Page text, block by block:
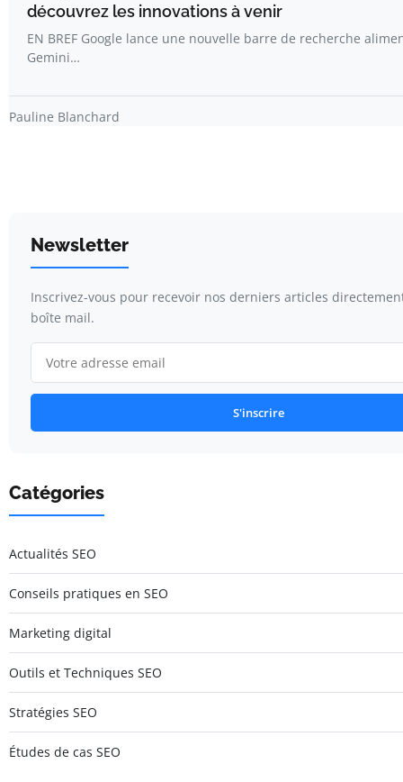
découvrez les innovations à venir
EN BREF Google lance une nouvelle barre de recherche
Gemini…
Pauline Blanchard
Newsletter
Inscrivez-vous pour recevoir nos derniers articles
boîte mail.
S'inscrire
Catégories
Actualités SEO
Conseils pratiques en SEO
Marketing digital
Outils et Techniques SEO
Stratégies SEO
Études de cas SEO